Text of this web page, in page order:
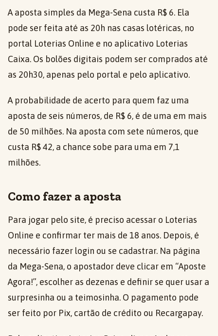
A aposta simples da Mega-Sena custa R$ 6. Ela
pode ser feita até as 20h nas casas lotéricas, no
portal Loterias Online e no aplicativo Loterias
Caixa. Os bolões digitais podem ser comprados até
as 20h30, apenas pelo portal e pelo aplicativo.
A probabilidade de acerto para quem faz uma
aposta de seis números, de R$ 6, é de uma em mais
de 50 milhões. Na aposta com sete números, que
custa R$ 42, a chance sobe para uma em 7,1
milhões.
Como fazer a aposta
Para jogar pelo site, é preciso acessar o Loterias
Online e confirmar ter mais de 18 anos. Depois, é
necessário fazer login ou se cadastrar. Na página
da Mega-Sena, o apostador deve clicar em “Aposte
Agora!”, escolher as dezenas e definir se quer usar a
surpresinha ou a teimosinha. O pagamento pode
ser feito por Pix, cartão de crédito ou Recargapay.